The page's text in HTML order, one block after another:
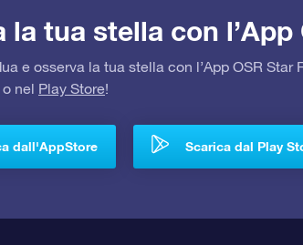
la tua stella con l’App
e osserva la tua stella con l’App OSR Star
o nel Play Store!
dall'AppStore Scarica dal Play